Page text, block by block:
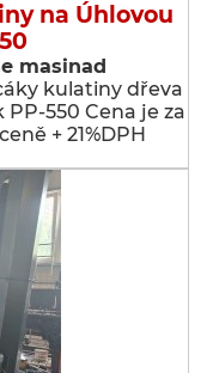
na Úhlovou
masinad
kulatiny dřeva
PP-550 Cena je za
+ 21%DPH